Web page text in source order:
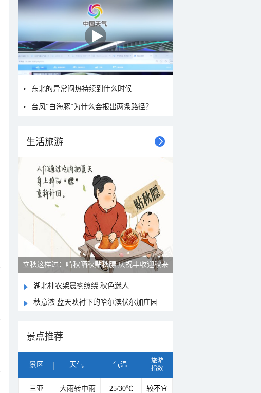
东北的异常闷热持续到什么时候
台风“白海豚”为什么会报出两条路径？
生活旅游
雨后峨眉沟壑尽显 金顶显真容
湖北神农架晨雾缭绕 秋色迷人
秋意浓 蓝天映衬下的哈尔滨伏尔加庄园
景点推荐
景区 天气 气温
旅游
指数
三亚 大雨转中雨 25/30℃ 较不宜